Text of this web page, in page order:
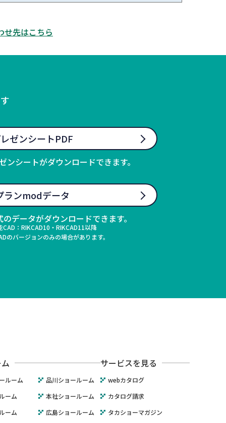
せ先はこちら
ゼンシートPDF
ンシートがダウンロードできます。
ランmodデータ
データがダウンロードできます。
：RIKCAD10・RIKCAD11以降
のバージョンのみの場合があります。
ルーム
品川ショールーム
ーム
本社ショールーム
ーム
広島ショールーム
サービスを見る
webカタログ
カタログ請求
タカショーマガジン